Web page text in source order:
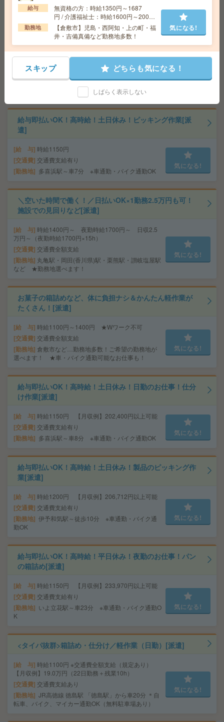
勤務地 岡山駅前駅徒歩8分、岡山駅徒歩10分
【食堂あり】あんしん長期！大学での事務！17時台定
時！[派遣]
給 与 時給1250円 月収例 206,250円+残業代
交通費 全額支給
中庄駅徒歩12分（駐車場：5,300円/月）
給与即払いOK！高時給！土日休み！ピッキング作業[派
遣]
給 与 時給1150円
交通費 交通費支給有り
勤務地 多喜浜駅～車7分 ※車通勤・バイク通勤OK
気になる!
＼空いた時間で働く！／日払いOK×1勤務2.5万円も可！
施設での見回りなど[派遣]
給 与 時給1400円～ 夜勤時給1700円～ 日収2.5
万円～（夜勤時給1700円×15h）
交通費 交通費全額支給
勤務地 丸亀駅・岡田(香川県)駅・栗熊駅・讃岐塩屋駅
など ★勤務地選べます！
気になる!
お菓子の箱詰めなど、体に負担ナシ＆かんたん軽作業が
たくさん！[派遣]
給 与 時給1100円～1400円 ★Wワーク不可
交通費 交通費全額支給
勤務地 倉敷市など…勤務地多数！ご希望の勤務地が
選べます！ ★車・バイク通勤可能なお仕事も！
気になる!
給与即払いOK！高時給！土日休み！日勤のお仕事！仕分
け作業[派遣]
給 与 時給1150円 【月収例】202,400円以上可能
交通費 交通費支給有り
勤務地 多喜浜駅～車8分 ※車通勤・バイク通勤OK
気になる!
給与即払いOK！高時給！土日休み！製品のピッキング作
業[派遣]
給 与 時給1200円 【月収例】206,712円以上可能
交通費 交通費支給有り
勤務地 伊予和気駅～徒歩10分 ※車通勤・バイク通
勤OK
気になる!
給与即払いOK！高時給！平日休み！夜勤のお仕事！パン
の箱詰め[派遣]
給 与 時給1150円 【月収例】233,970円以上可能
交通費 交通費支給有り
勤務地
いよ立花駅～車23分 ※車通勤・バイク通勤O
K
気になる!
<タイパ抜群>箱詰め・仕分け／軽作業（日勤）[派遣]
給 与 時給1100円 ※交通費全額支給（規定あり）
【月収例】19.0万円（22日勤務＋残業10h）
交通費 交通費支給あり
勤務地 JR高徳線 徳島駅 「徳島駅」から車20分 ＊自
転車、バイク、マイカー通勤OK（無料駐車場あり）
気になる!
給与
無資格の方：時給1350円～1687
円 / 介護福祉士：時給1600円～2000
円 / 初任者以上：時給1450円～1812
円
勤務地
【倉敷市】児島・西阿知・上の町・福
井・吉備真備など勤務地多数！
気になる!
スキップ どちらも気になる！
しばらく表示しない